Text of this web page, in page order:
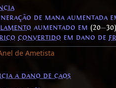
de mana aumentada
aumentado em (20—30)
convertido em dano de
de Ametista
a dano de caos